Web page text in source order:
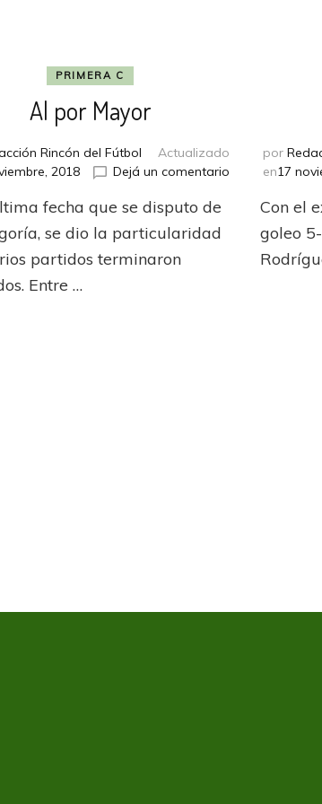
PRIMERA C
Al por Mayor
Rincón del Fútbol
Actualizado
2018 Dejá un comentario
Mayor
fecha que se disputo de
se dio la particularidad
partidos terminaron
Entre …
por
en17
Con el
goleo